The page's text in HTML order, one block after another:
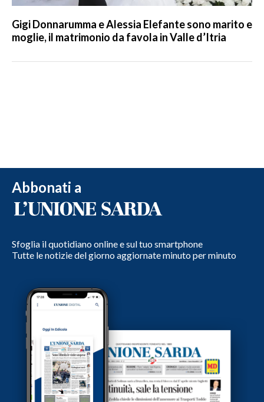
Gigi Donnarumma e Alessia Elefante sono marito e
moglie, il matrimonio da favola in Valle d’Itria
Abbonati a
Sfoglia il quotidiano online e sul tuo smartphone
Tutte le notizie del giorno aggiornate minuto per minuto